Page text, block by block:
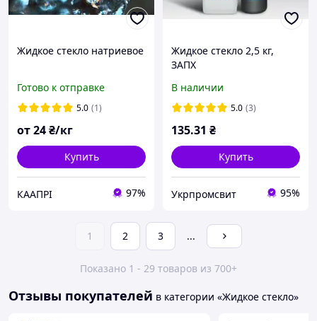
Жидкое стекло натриевое
Готово к отправке
5.0 (1)
от24₴/кг
Купить
КААПРІ 97%
Жидкое стекло 2,5 кг,
ЗАПХ
В наличии
5.0 (3)
135.31 ₴
Купить
Укрпромсвит 95%
1 2 3 ...
Показано 1 - 29 товаров из 700+
Отзывы покупателей в категории «Жидкое стекло»